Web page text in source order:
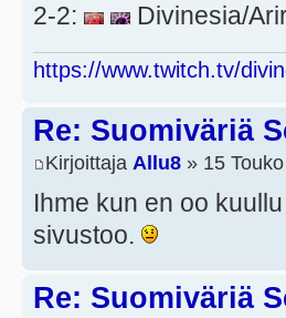
2-2:
Divinesia/
https://www.twitch.tv/
Re: Suomiväriä
Kirjoittaja Allu8 » 15
Ihme kun en oo
sivustoo.
Re: Suomiväriä